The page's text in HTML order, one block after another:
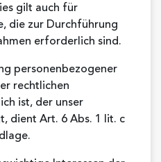
gilt auch für
die zur Durchführung
erforderlich sind.
personenbezogener
rechtlichen
ist, der unser
dient Art. 6 Abs. 1 lit. c